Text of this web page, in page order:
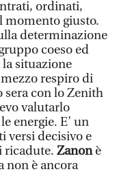
ordinati,
momento giusto.
determinazione
coeso ed
situazione
respiro di
sera con lo Zenith
valutarlo
energie. E’ un
versi decisivo e
ricadute. Zanonè
non è ancora